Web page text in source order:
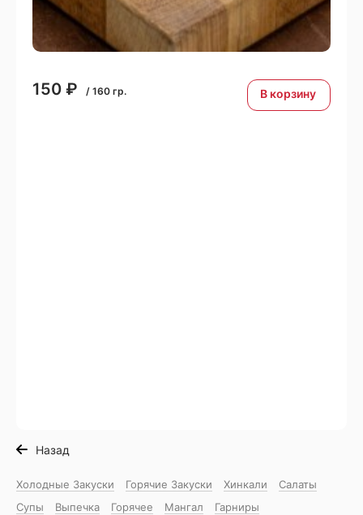
150 ₽ / 160 гр. В корзину
Назад
Холодные Закуски Горячие Закуски Хинкали
Салаты
Супы
Выпечка Горячее Мангал
Гарниры